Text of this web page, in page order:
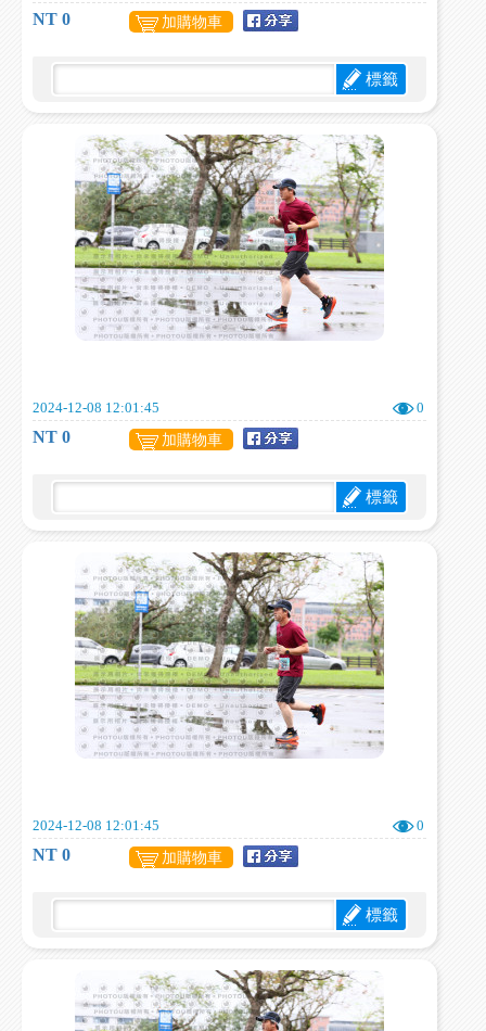
NT 0 加購物車
標籤
2024-12-08 12:01:45 0
NT 0 加購物車
標籤
2024-12-08 12:01:45 0
NT 0 加購物車
標籤